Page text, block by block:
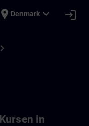
place Denmark expand_more login
chevron_right
in